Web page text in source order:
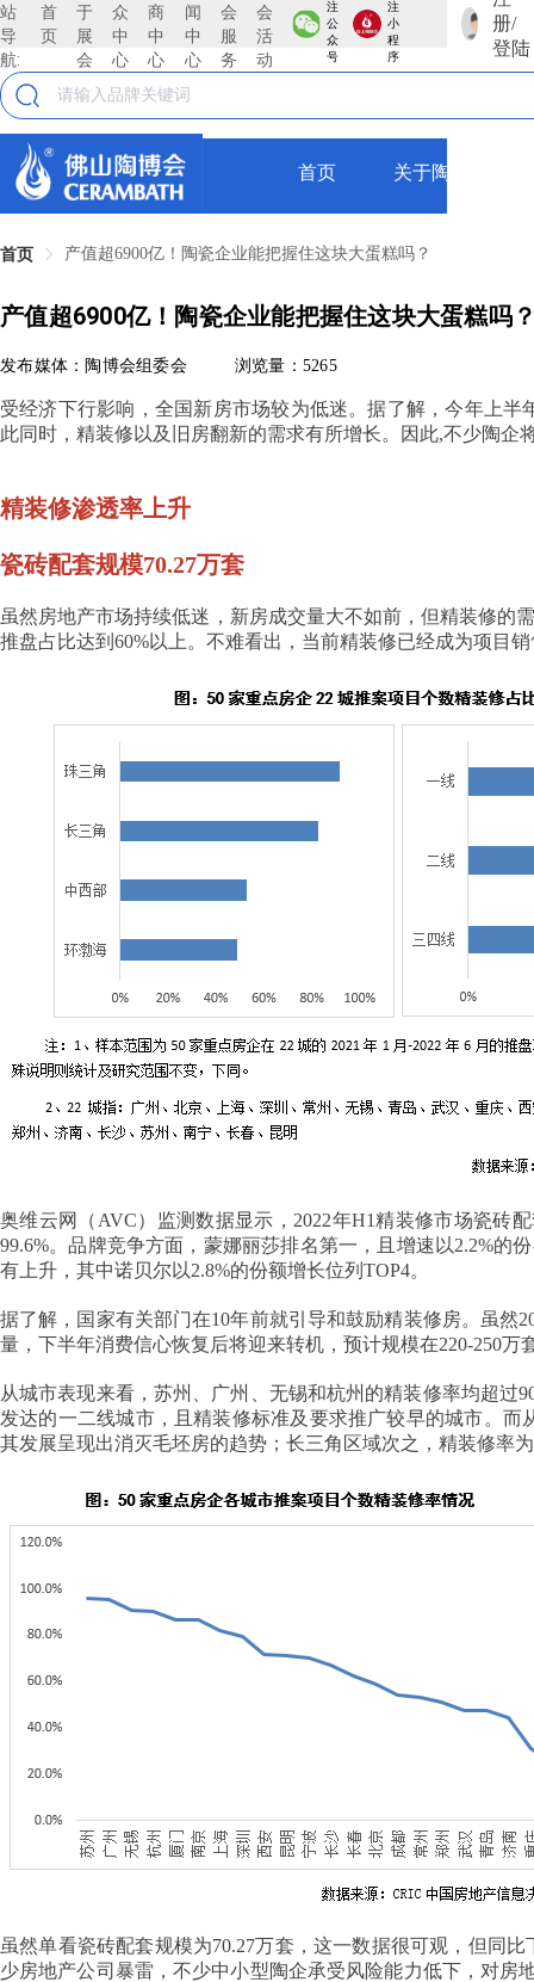
站
导
航:
首
页
于
展
会
众
中
心
商
中
心
闻
中
心
会
服
务
会
活
动
注
公
众
号
注
小
程
序
册/
登陆
首页 关于陶博会
首页 产值超6900亿！陶瓷企业能把握住这块大蛋糕吗？
产值超6900亿！陶瓷企业能把握住这块大蛋糕吗
发布媒体：陶博会组委会 浏览量：5265
受经济下行影响，全国新房市场较为低迷。据了解，今年上
此同时，精装修以及旧房翻新的需求有所增长。因此,不少陶
精装修渗透率上升
瓷砖配套规模70.27万套
虽然房地产市场持续低迷，新房成交量大不如前，但精装修的
推盘占比达到60%以上。不难看出，当前精装修已经成为项目
奥维云网（AVC）监测数据显示，2022年H1精装修市场瓷砖
99.6%。品牌竞争方面，蒙娜丽莎排名第一，且增速以2.2%的
有上升，其中诺贝尔以2.8%的份额增长位列TOP4。
据了解，国家有关部门在10年前就引导和鼓励精装修房。虽
量，下半年消费信心恢复后将迎来转机，预计规模在220-250万
从城市表现来看，苏州、广州、无锡和杭州的精装修率均超过
发达的一二线城市，且精装修标准及要求推广较早的城市。而
其发展呈现出消灭毛坯房的趋势；长三角区域次之，精装修率
虽然单看瓷砖配套规模为70.27万套，这一数据很可观，但同
少房地产公司暴雷，不少中小型陶企承受风险能力低下，对